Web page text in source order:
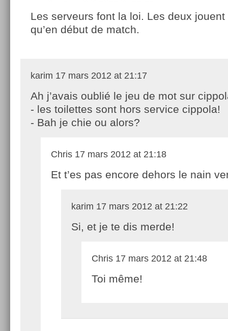
Les serveurs font la loi. Les deux jouent
qu’en début de match.
karim 17 mars 2012 at 21:17
Ah j’avais oublié le jeu de mot sur
- les toilettes sont hors service cippola!
- Bah je chie ou alors?
Chris 17 mars 2012 at 21:18
Et t’es pas encore dehors le nain
karim 17 mars 2012 at 21:22
Si, et je te dis merde!
Chris 17 mars 2012 at 21:48
Toi même!